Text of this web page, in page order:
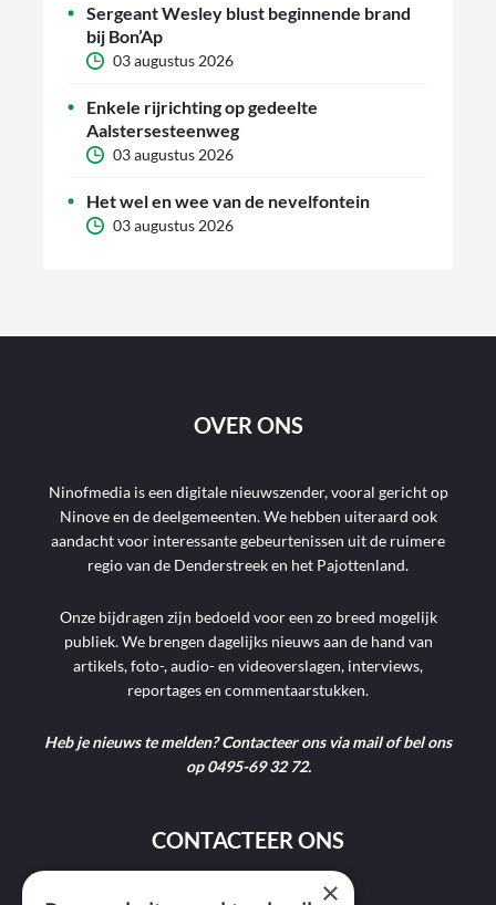
Sergeant Wesley blust beginnende brand
bij Bon’Ap
03 augustus 2026
Enkele rijrichting op gedeelte
Aalstersesteenweg
03 augustus 2026
Het wel en wee van de nevelfontein
03 augustus 2026
OVER ONS
Ninofmedia is een digitale nieuwszender, vooral gericht op
Ninove en de deelgemeenten. We hebben uiteraard ook
aandacht voor interessante gebeurtenissen uit de ruimere
regio van de Denderstreek en het Pajottenland.
Onze bijdragen zijn bedoeld voor een zo breed mogelijk
publiek. We brengen dagelijks nieuws aan de hand van
artikels, foto-, audio- en videoverslagen, interviews,
reportages en commentaarstukken.
Heb je nieuws te melden? Contacteer ons via mail of bel ons
op 0495-69 32 72.
CONTACTEER ONS
×